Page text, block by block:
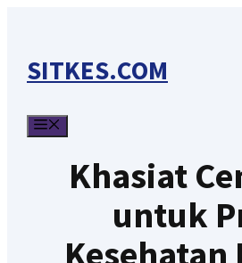
SITKES.COM
Khasiat
untuk
Kesehatan